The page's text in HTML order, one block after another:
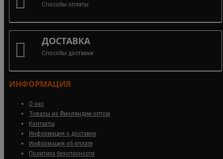
Способы оплаты
ДОСТАВКА
Способы доставки
ИНФОРМАЦИЯ
О нас
Товары из Финляндии оптом
Контакты
Информация о доставке
Информация об оплате
Политика безопасности